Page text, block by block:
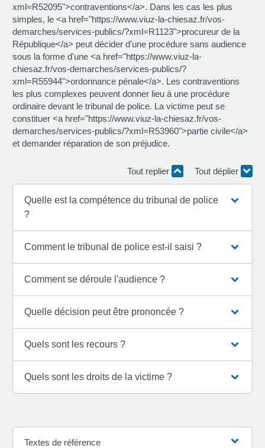
xml=R52095">contraventions</a>. Dans les cas les plus
simples, le <a href="https://www.viuz-la-chiesaz.fr/vos-
demarches/services-publics/?xml=R1123">procureur de la
République</a> peut décider d'une procédure sans audience
sous la forme d'une <a href="https://www.viuz-la-
chiesaz.fr/vos-demarches/services-publics/?
xml=R55944">ordonnance pénale</a>. Les contraventions
les plus complexes peuvent donner lieu à une procédure
ordinaire devant le tribunal de police. La victime peut se
constituer <a href="https://www.viuz-la-chiesaz.fr/vos-
demarches/services-publics/?xml=R53960">partie civile</a>
et demander réparation de son préjudice.
Tout replier Tout déplier
Quelle est la compétence du tribunal de police
?
Comment le tribunal de police est-il saisi ?
Comment se déroule l'audience ?
Quelle décision peut être prononcée ?
Quels sont les recours ?
Quels sont les droits de la victime ?
Textes de référence